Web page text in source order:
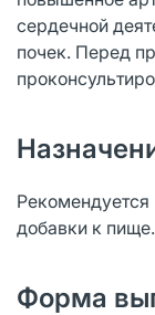
сердечной
почек. Перед
Рекомендуется
добавки к пище.
Форма